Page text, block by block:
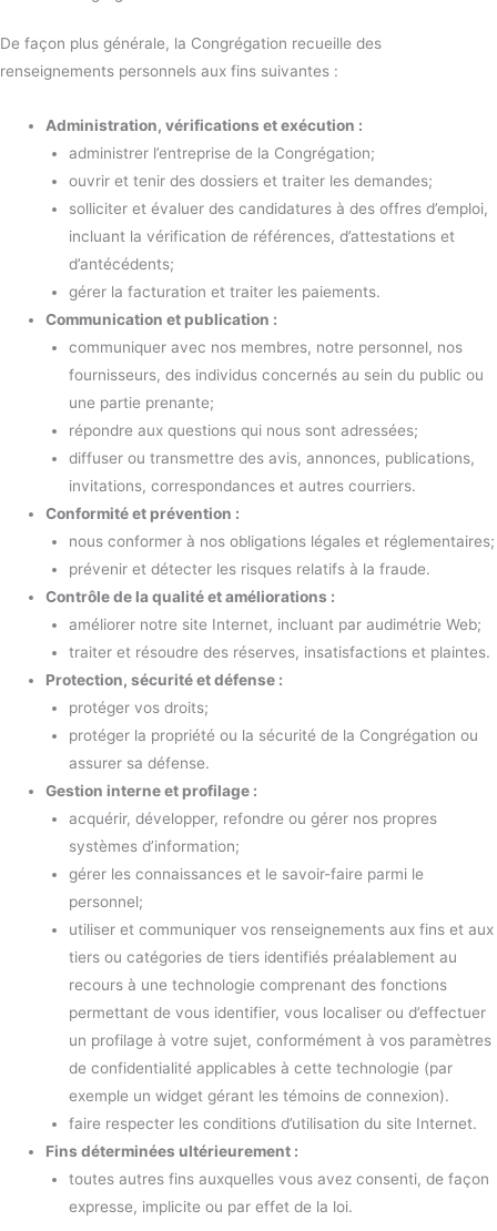
De façon plus générale, la Congrégation recueille des
renseignements personnels aux fins suivantes :
Administration, vérifications et exécution :
administrer l’entreprise de la Congrégation;
ouvrir et tenir des dossiers et traiter les demandes;
solliciter et évaluer des candidatures à des offres d’emploi,
incluant la vérification de références, d’attestations et
d’antécédents;
gérer la facturation et traiter les paiements.
Communication et publication :
communiquer avec nos membres, notre personnel, nos
fournisseurs, des individus concernés au sein du public ou
une partie prenante;
répondre aux questions qui nous sont adressées;
diffuser ou transmettre des avis, annonces, publications,
invitations, correspondances et autres courriers.
Conformité et prévention :
nous conformer à nos obligations légales et réglementaires;
prévenir et détecter les risques relatifs à la fraude.
Contrôle de la qualité et améliorations :
améliorer notre site Internet, incluant par audimétrie Web;
traiter et résoudre des réserves, insatisfactions et plaintes.
Protection, sécurité et défense :
protéger vos droits;
protéger la propriété ou la sécurité de la Congrégation ou
assurer sa défense.
Gestion interne et profilage :
acquérir, développer, refondre ou gérer nos propres
systèmes d’information;
gérer les connaissances et le savoir-faire parmi le
personnel;
utiliser et communiquer vos renseignements aux fins et aux
tiers ou catégories de tiers identifiés préalablement au
recours à une technologie comprenant des fonctions
permettant de vous identifier, vous localiser ou d’effectuer
un profilage à votre sujet, conformément à vos paramètres
de confidentialité applicables à cette technologie (par
exemple un widget gérant les témoins de connexion).
faire respecter les conditions d’utilisation du site Internet.
Fins déterminées ultérieurement :
toutes autres fins auxquelles vous avez consenti, de façon
expresse, implicite ou par effet de la loi.